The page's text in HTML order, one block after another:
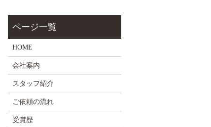
HOME
会社案内
スタッフ紹介
ご依頼の流れ
受賞歴